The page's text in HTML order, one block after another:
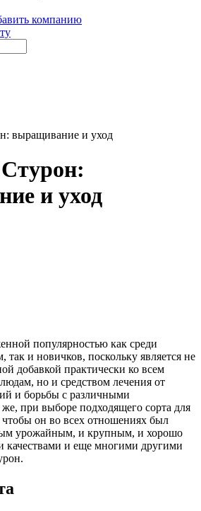
компанию
выращивание и уход
и уход
популярностью как среди
так и новичков, поскольку является не
добавкой практически ко всем
но и средством лечения от
и борьбы с различными
при выборе подходящего сорта для
он во всех отношениях был
урожайным, и крупным, и хорошо
качествами и еще многими другими